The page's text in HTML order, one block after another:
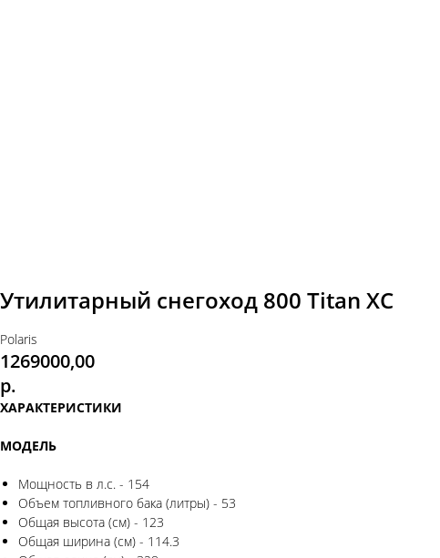
Утилитарный снегоход 800 Titan XC
Polaris
1269000,00
р.
ХАРАКТЕРИСТИКИ
МОДЕЛЬ
Мощность в л.с. - 154
Объем топливного бака (литры) - 53
Общая высота (см) - 123
Общая ширина (см) - 114.3